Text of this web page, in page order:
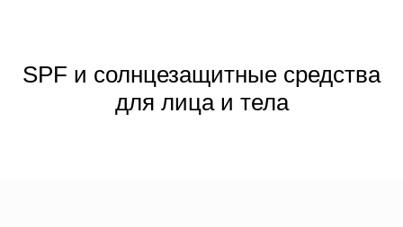
SPF и солнцезащитные средства
для лица и тела